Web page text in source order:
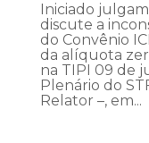
Iniciado
discute a
do Convênio
da alíquota
na TIPI 09 de
Plenário do
Relator –, em...